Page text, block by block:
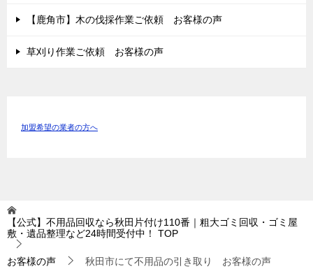
【鹿角市】木の伐採作業ご依頼 お客様の声
草刈り作業ご依頼 お客様の声
加盟希望の業者の方へ
【公式】不用品回収なら秋田片付け110番｜粗大ゴミ回収・ゴミ屋
敷・遺品整理など24時間受付中！
TOP
お客様の声 秋田市にて不用品の引き取り お客様の声